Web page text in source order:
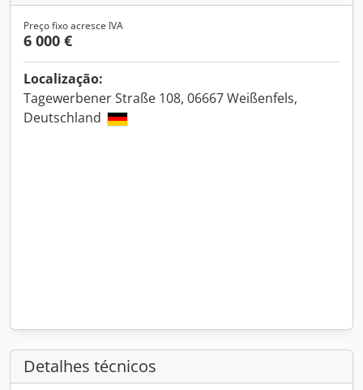
Preço fixo acresce IVA
6 000 €
Localização:
Tagewerbener Straße 108, 06667 Weißenfels,
Deutschland
Detalhes técnicos